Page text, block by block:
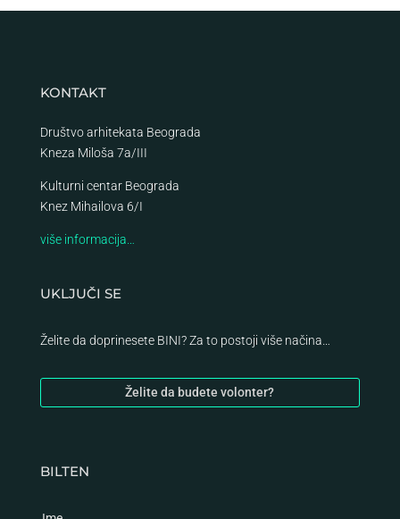
KONTAKT
Društvo arhitekata Beograda
Kneza Miloša 7a/III
Kulturni centar Beograda
Knez Mihailova 6/I
više informacija…
UKLJUČI SE
Želite da doprinesete BINI? Za to postoji više načina…
Želite da budete volonter?
BILTEN